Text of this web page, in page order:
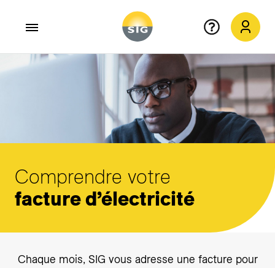
Aller au contenu principal
Comprendre votre
facture d’électricité
Chaque mois, SIG vous adresse une facture pour